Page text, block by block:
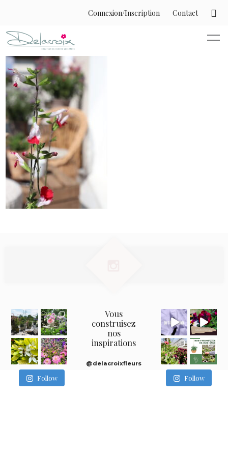
Connexion/Inscription Contact
Follow
Vous
construisez
nos
inspirations
@delacroixfleurs
Follow